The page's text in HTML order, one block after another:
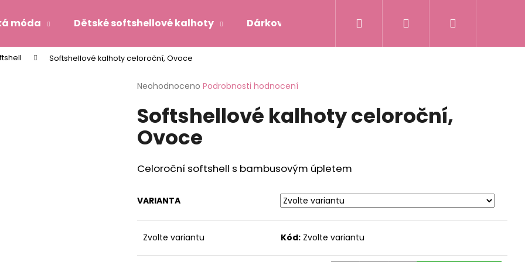
móda Dětské softshellové kalhoty Dárkové poukazy Napište nám Hodnocení
Přihlášení
Softshellové kalhoty celoroční, Ovoce
Průměrné
produktu
je
0,0
z
hvězdiček.
Neohodnoceno Podrobnosti hodnocení
Softshellové kalhoty celoroční,
Ovoce
Celoroční softshell s bambusovým úpletem
VARIANTA
Zvolte variantu Kód: Zvolte variantu
Co potřebujete najít?
HLEDAT